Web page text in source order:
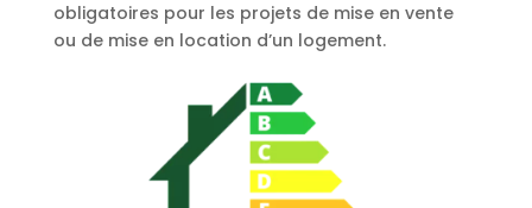
obligatoires pour les projets de mise en vente
ou de mise en location d’un logement.